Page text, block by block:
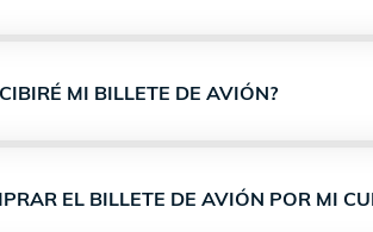
MI BILLETE DE AVIÓN?
EL BILLETE DE AVIÓN POR MI